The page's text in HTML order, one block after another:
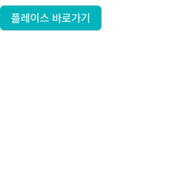
플레이스 바로가기